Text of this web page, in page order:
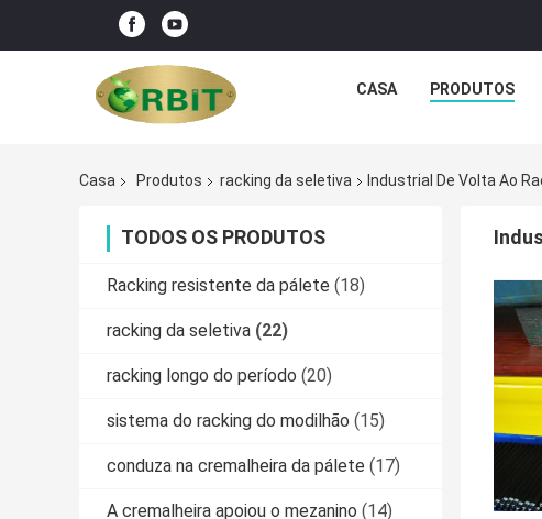
CASA PRODUTOS
Casa Produtos racking da seletiva Industrial De Volta Ao
TODOS OS PRODUTOS
Racking resistente da pálete (18)
racking da seletiva (22)
racking longo do período (20)
sistema do racking do modilhão (15)
conduza na cremalheira da pálete (17)
A cremalheira apoiou o mezanino (14)